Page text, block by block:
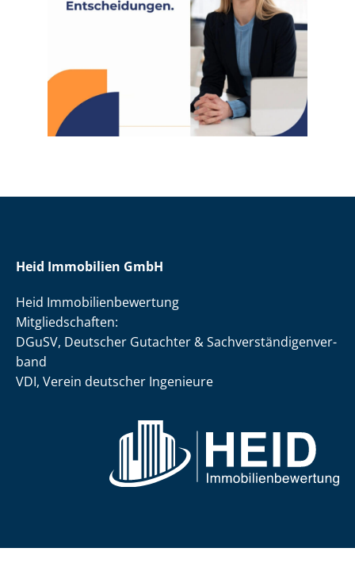
Heid Immobilien GmbH
Heid Im­mo­bi­li­en­be­wer­tung
Mit­glied­schaf­ten:
DGuSV, Deutscher Gutachter & Sach­ver­stän­di­gen­ver­
band
VDI, Verein deutscher Ingenieure